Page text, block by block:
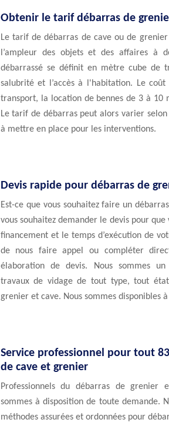
Obtenir le tarif débarras de
Le tarif de débarras de cave ou de
l’ampleur des objets et des affaires à
débarrassé se définit en mètre cube de
salubrité et l’accès à l'habitation. Le
transport, la location de bennes de 3 à 10
Le tarif de débarras peut alors varier
à mettre en place pour les interventions.
Devis rapide pour débarras de
Est-ce que vous souhaitez faire un
vous souhaitez demander le devis pour
financement et le temps d’exécution de
de nous faire appel ou compléter
élaboration de devis. Nous sommes
travaux de vidage de tout type, tout
grenier et cave. Nous sommes disponibles
Service professionnel pour tout
de cave et grenier
Professionnels du débarras de grenier
sommes à disposition de toute demande.
méthodes assurées et ordonnées pour